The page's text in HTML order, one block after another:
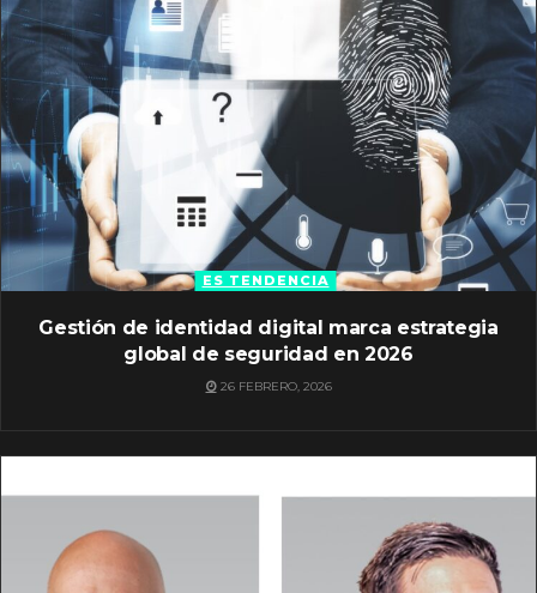
ES TENDENCIA
Gestión de identidad digital marca estrategia
global de seguridad en 2026
26 FEBRERO, 2026